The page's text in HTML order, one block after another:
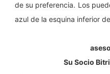
de su preferencia. Los
azul de la esquina inferior
Su Socio